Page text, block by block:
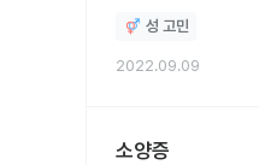
성 고민
2022.09.09
소양증